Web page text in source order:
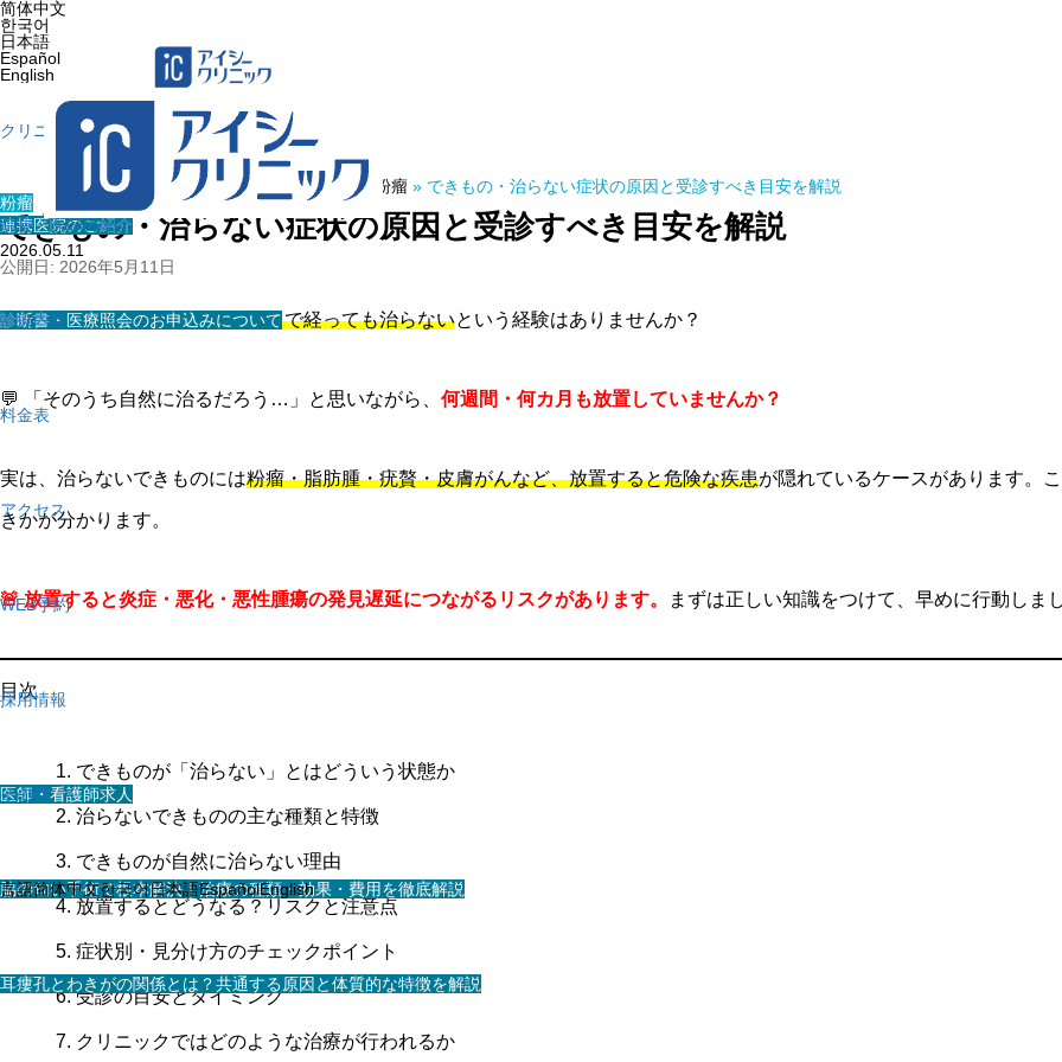
简体中文
한국어
日本語
Español
English
クリニック紹介
連携医院のご紹介
診断書・医療照会のお申込みについて
院長・医師の紹介
診療内容
料金表
アクセス
WEB予約
採用情報
医師・看護師求人
スタッフ求人
その他
脇の匂い手術で根本解決｜治療の種類・効果・費用を徹底解説
耳瘻孔とわきがの関係とは？共通する原因と体質的な特徴を解説
言語简体中文한국어日本語EspañolEnglish
ホーム 医療コラム » 粉瘤 » できもの・治らない症状の原因と受診すべき目安を解説
粉瘤
できもの・治らない症状の原因と受診すべき目安を解説
2026.05.11
公開日: 2026年5月11日
皮膚にできものができて、いつまで経っても治らないという経験はありませんか？
💬 「そのうち自然に治るだろう…」と思いながら、 何週間・何カ月も放置していませんか？
実は、治らないできものには粉瘤・脂肪腫・疣贅・皮膚がんなど、放置すると危険な疾患が隠れているケースがあります。
きかが分かります。
🚨 放置すると炎症・悪化・悪性腫瘍の発見遅延につながるリスクがあります。 まずは正しい知識をつけて、早めに行動しま
目次
できものが「治らない」とはどういう状態か
治らないできものの主な種類と特徴
できものが自然に治らない理由
放置するとどうなる？リスクと注意点
症状別・見分け方のチェックポイント
受診の目安とタイミング
クリニックではどのような治療が行われるか